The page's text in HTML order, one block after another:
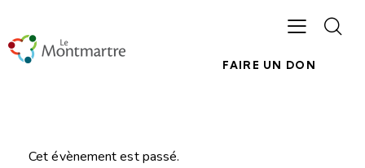
FAIRE UN DON
Cet évènement est passé.